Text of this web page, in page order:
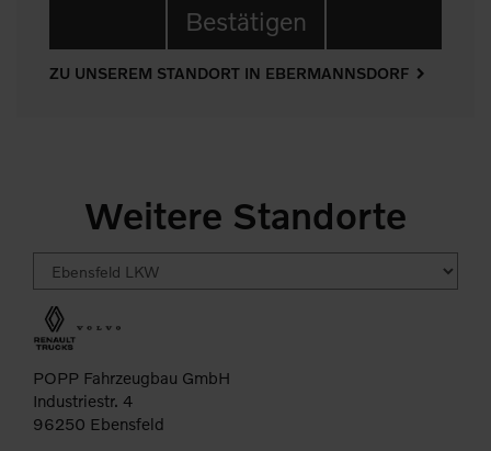
Bestätigen
ZU UNSEREM STANDORT IN EBERMANNSDORF
Weitere Standorte
POPP Fahrzeugbau GmbH
Industriestr. 4
96250 Ebensfeld